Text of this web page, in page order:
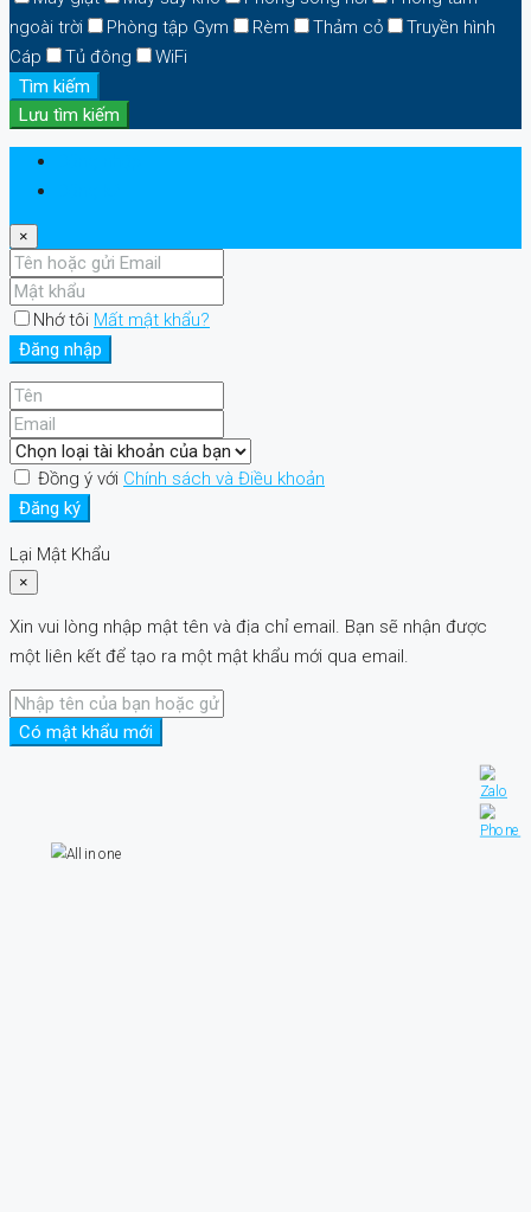
ngoài trời
Phòng tập Gym Rèm Thảm cỏ
Truyền hình
Cáp
Tủ đông
WiFi
Tìm kiếm
Lưu tìm kiếm
×
Nhớ tôi Mất mật khẩu?
Đăng nhập
Đồng ý với Chính sách và Điều khoản
Đăng ký
Lại Mật Khẩu
×
Xin vui lòng nhập mật tên và địa chỉ email. Bạn sẽ nhận được
một liên kết để tạo ra một mật khẩu mới qua email.
Có mật khẩu mới